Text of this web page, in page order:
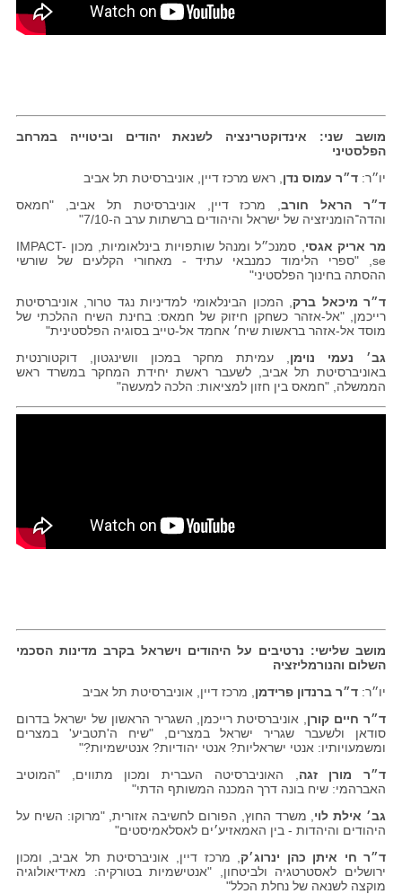
מושב שני: אינדוקטרינציה לשנאת יהודים וביטוייה במרחב
הפלסטיני
יו״ר: ד״ר עמוס נדן , ראש מרכז דיין, אוניברסיטת תל אביב
ד״ר הראל חורב, מרכז דיין, אוניברסיטת תל אביב, "חמאס
והדה־הומניזציה של ישראל והיהודים ברשתות ערב ה-7/10"
מר אריק אגסי
, סמנכ״ל ומנהל שותפויות בינלאומיות, מכון IMPACT-
se, "ספרי הלימוד כמנבאי עתיד - מאחורי הקלעים של שורשי
ההסתה בחינוך הפלסטיני"
ד״ר מיכאל ברק, המכון הבינלאומי למדיניות נגד טרור, אוניברסיטת
רייכמן, "אל-אזהר כשחקן חיזוק של חמאס: בחינת השיח ההלכתי של
מוסד אל-אזהר בראשות שיח׳ אחמד אל-טייב בסוגיה הפלסטינית"
גב׳ נעמי נוימן , עמיתת מחקר במכון וושינגטון, דוקטורנטית
באוניברסיטת תל אביב, לשעבר ראשת יחידת המחקר במשרד ראש
הממשלה, "חמאס בין חזון למציאות: הלכה למעשה"
מושב שלישי: נרטיבים על היהודים וישראל בקרב מדינות הסכמי
השלום והנורמליזציה
יו״ר: ד״ר ברנדון פרידמן , מרכז דיין, אוניברסיטת תל אביב
ד״ר חיים קורן , אוניברסיטת רייכמן, השגריר הראשון של ישראל בדרום
סודאן ולשעבר שגריר ישראל במצרים, "שיח ה'תטביע' במצרים
ומשמעויותיו: אנטי ישראליות? אנטי יהודיות? אנטישמיות?"
ד״ר מורן זגה , האוניברסיטה העברית ומכון מתווים, "המוטיב
האברהמי: שיח בונה דרך המכנה המשותף הדתי"
גב׳ אילת לוי , משרד החוץ, הפורום לחשיבה אזורית, "מרוקו: השיח על
היהודים והיהדות - בין האמאזיע׳ים לאסלאמיסטים"
ד״ר חי איתן כהן ינרוג׳ק, מרכז דיין, אוניברסיטת תל אביב, ומכון
ירושלים לאסטרטגיה ולביטחון, "אנטישמיות בטורקיה: מאידיאולוגיה
מוקצה לשנאה של נחלת הכלל"